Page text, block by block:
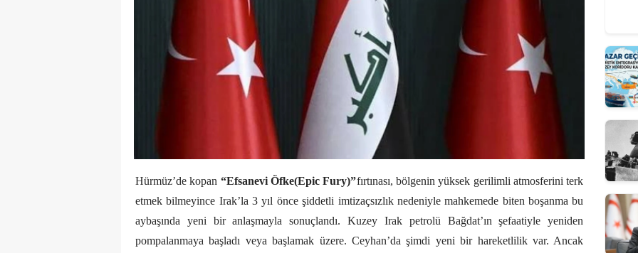
Hürmüz’de kopan “Efsanevi Öfke(Epic Fury)”fırtınası, bölgenin yüksek gerilimli atmosferini terk
etmek bilmeyince Irak’la 3 yıl önce şiddetli imtizaçsızlık nedeniyle mahkemede biten boşanma bu
aybaşında yeni bir anlaşmayla sonuçlandı. Kuzey Irak petrolü Bağdat’ın şefaatiyle yeniden
pompalanmaya başladı veya başlamak üzere. Ceyhan’da şimdi yeni bir hareketlilik var. Ancak